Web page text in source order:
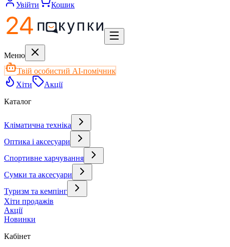
Увійти Кошик
Меню
Твій особистий AI-помічник
Хіти
Акції
Каталог
Кліматична техніка
Оптика і аксесуари
Спортивне харчування
Сумки та аксесуари
Туризм та кемпінг
Хіти продажів
Акції
Новинки
Кабінет